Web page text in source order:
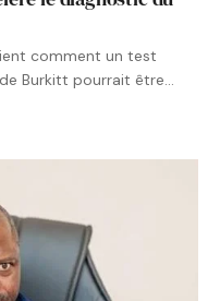
comment un test
Burkitt pourrait être